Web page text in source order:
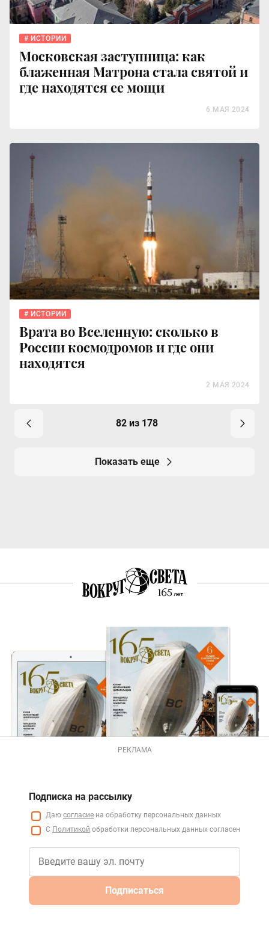
ИСТОРИИ
Московская заступница: как
блаженная Матрона стала святой и
где находятся ее мощи
6 МАЯ 2024
ИСТОРИИ
Врата во Вселенную: сколько в
России космодромов и где они
находятся
2 МАЯ 2024
82 из 178
Показать еще
РЕКЛАМА
Подписка на рассылку
Даю согласие на обработку персональных данных
С Политикой обработки персональных данных согласен
Подписаться